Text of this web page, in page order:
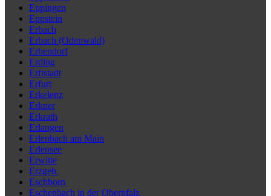
Eppingen
Eppstein
Erbach
Erbach (Odenwald)
Erbendorf
Erding
Erftstadt
Erfurt
Erkelenz
Erkner
Erkrath
Erlangen
Erlenbach am Main
Erlensee
Erwitte
Erzgeb.
Eschborn
Eschenbach in der Oberpfalz